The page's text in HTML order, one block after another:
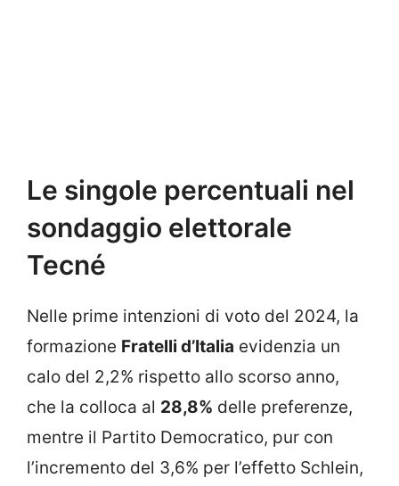
Le singole percentuali nel
sondaggio elettorale
Tecné
Nelle prime intenzioni di voto del 2024, la
formazione Fratelli d’Italia evidenzia un
calo del 2,2% rispetto allo scorso anno,
che la colloca al 28,8% delle preferenze,
mentre il Partito Democratico, pur con
l’incremento del 3,6% per l’effetto Schlein,